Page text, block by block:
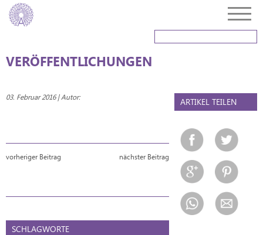
VERÖFFENTLICHUNGEN
03. Februar 2016 | Autor:
vorheriger Beitrag nächster Beitrag
SCHLAGWORTE
ARTIKEL TEILEN